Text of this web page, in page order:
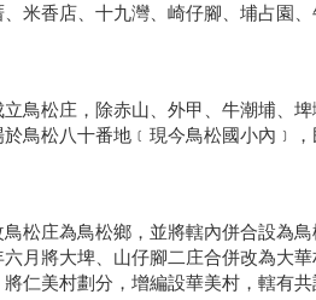
米香店、十九灣、崎仔腳、埔占園
鳥松庄，除赤山、外甲、牛潮埔、
鳥松八十番地﹝現今鳥松國小內﹞
松庄為鳥松鄉，並將轄內併合設為鳥
月將大埤、山仔腳二庄合併改為大
仁美村劃分，增編設華美村，轄有